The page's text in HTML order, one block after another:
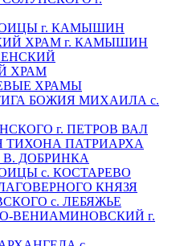
г. КАМЫШИН
ХРАМ г. КАМЫШИН
ХРАМ
ХРАМЫ
БОЖИЯ МИХАИЛА с.
г. ПЕТРОВ ВАЛ
ТИХОНА ПАТРИАРХА
ДОБРИНКА
с. КОСТАРЕВО
КНЯЗЯ
с. ЛЕБЯЖЬЕ
ВЕНИАМИНОВСКИЙ г.